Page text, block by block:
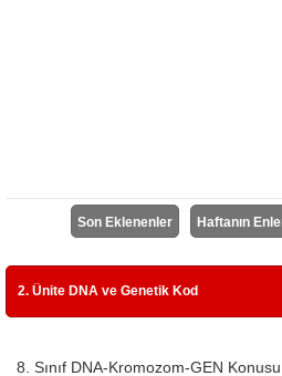
Son Eklenenler Haftanın
2. Ünite DNA ve Genetik Kod
8. Sınıf DNA-Kromozom-GEN